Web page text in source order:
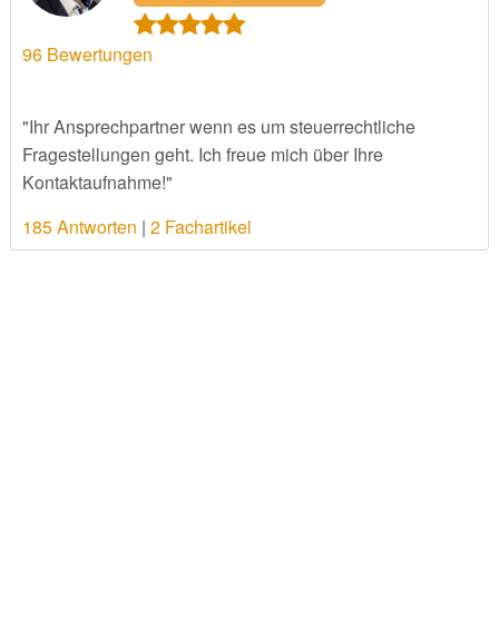
96Bewertungen
"Ihr Ansprechpartner wenn es um steuerrechtliche
Fragestellungen geht. Ich freue mich über Ihre
Kontaktaufnahme!"
185 Antworten | 2 Fachartikel